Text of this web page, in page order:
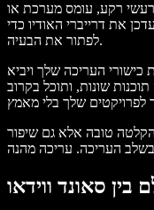
רעשי רקע, עומס מערכת או
את דרייברי האודיו כדי
לפתור את הבעיה.
כישורי העריכה שלך ויביא
שונות, ותוכל בקרוב
טובה אלא גם שיפור
בין סאונד ווידאו